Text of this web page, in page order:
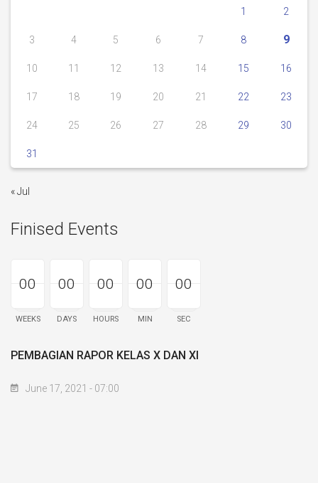
1 2
3 4 5 6 7 8 9
10 11 12 13 14 15 16
17 18 19 20 21 22 23
24 25 26 27 28 29 30
31
« Jul
Finised Events
00
00
00
WEEKS
00
00
00
DAYS
00
00
00
HOURS
00
00
00
MIN
00
00
00
SEC
PEMBAGIAN RAPOR KELAS X DAN XI
June 17, 2021 - 07:00